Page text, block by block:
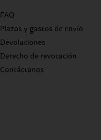
FAQ
Plazos y gastos de envío
Devoluciones
Derecho de revocación
Contáctanos